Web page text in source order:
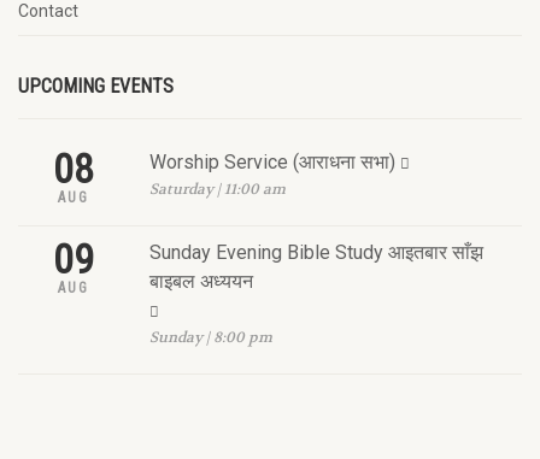
Contact
UPCOMING EVENTS
08
AUG
Worship Service (आराधना सभा)
Saturday | 11:00 am
09
AUG
Sunday Evening Bible Study आइतबार साँझ
बाइबल अध्ययन
Sunday | 8:00 pm